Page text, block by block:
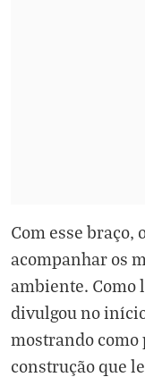
Com esse braço,
acompanhar os
ambiente. Como
divulgou no
mostrando como
construção que